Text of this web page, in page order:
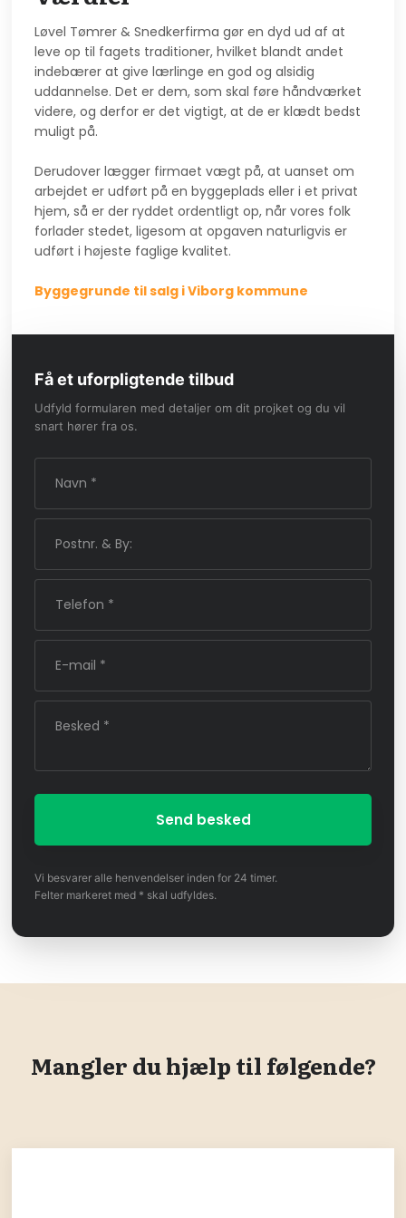
Løvel Tømrer & Snedkerfirma gør en dyd ud af at
leve op til fagets traditioner, hvilket blandt andet
indebærer at give lærlinge en god og alsidig
uddannelse. Det er dem, som skal føre håndværket
videre, og derfor er det vigtigt, at de er klædt bedst
muligt på.
Derudover lægger firmaet vægt på, at uanset om
arbejdet er udført på en byggeplads eller i et privat
hjem, så er der ryddet ordentligt op, når vores folk
forlader stedet, ligesom at opgaven naturligvis er
udført i højeste faglige kvalitet.
Byggegrunde til salg i Viborg kommune
Få et uforpligtende tilbud
Udfyld formularen med detaljer om dit projket og du vil
snart hører fra os.
Vi besvarer alle henvendelser inden for 24 timer.
Felter markeret med * skal udfyldes.​​
Mangler du hjælp til følgende?